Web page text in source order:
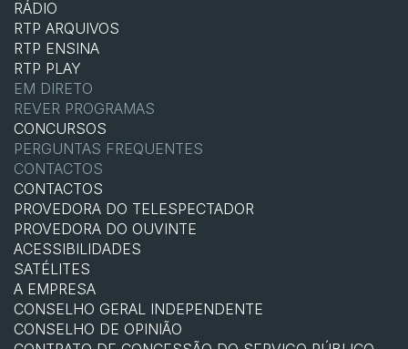
RÁDIO
RTP ARQUIVOS
RTP ENSINA
RTP PLAY
EM DIRETO
REVER PROGRAMAS
CONCURSOS
PERGUNTAS FREQUENTES
CONTACTOS
CONTACTOS
PROVEDORA DO TELESPECTADOR
PROVEDORA DO OUVINTE
ACESSIBILIDADES
SATÉLITES
A EMPRESA
CONSELHO GERAL INDEPENDENTE
CONSELHO DE OPINIÃO